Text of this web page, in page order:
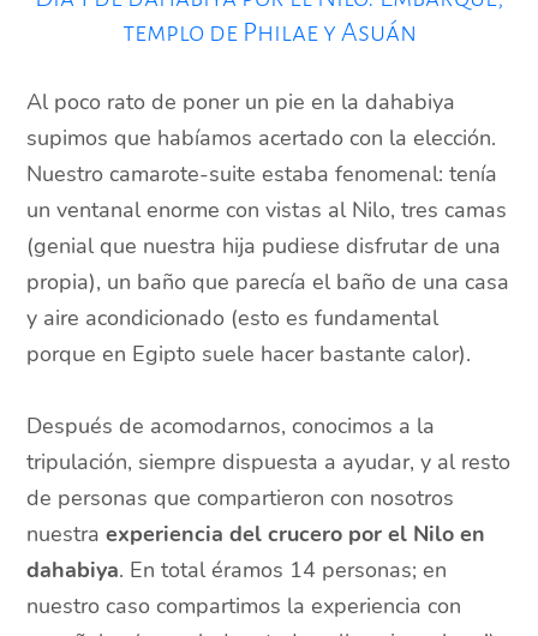
templo de Philae y Asuán
Al poco rato de poner un pie en la dahabiya
supimos que habíamos acertado con la elección.
Nuestro camarote-suite estaba fenomenal: tenía
un ventanal enorme con vistas al Nilo, tres camas
(genial que nuestra hija pudiese disfrutar de una
propia), un baño que parecía el baño de una casa
y aire acondicionado (esto es fundamental
porque en Egipto suele hacer bastante calor).
Después de acomodarnos, conocimos a la
tripulación, siempre dispuesta a ayudar, y al resto
de personas que compartieron con nosotros
nuestraexperiencia del crucero por el Nilo en
dahabiya. En total éramos 14 personas; en
nuestro caso compartimos la experiencia con